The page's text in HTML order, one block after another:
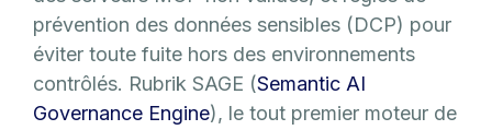
prévention des données sensibles (DCP) pour
éviter toute fuite hors des environnements
contrôlés. Rubrik SAGE (Semantic AI
Governance Engine), le tout premier moteur de